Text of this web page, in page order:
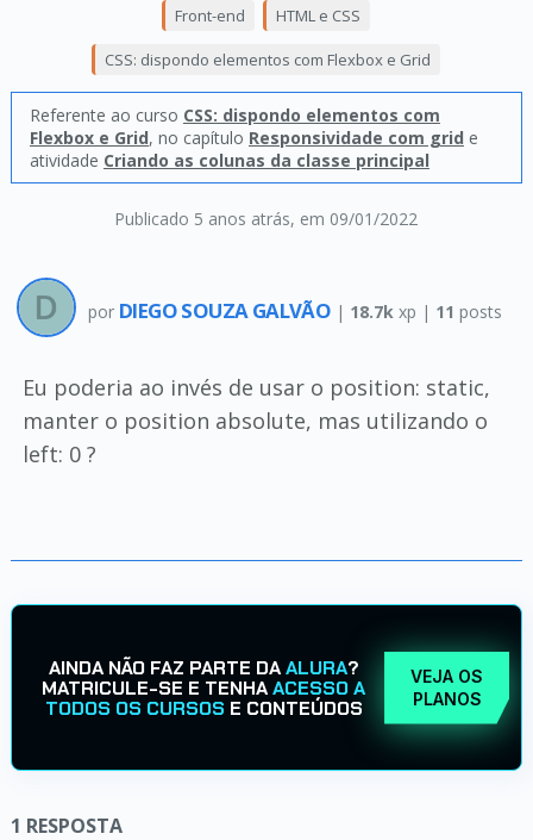
Publicado 5 anos atrás, em 09/01/2022
Front-end HTML e CSS
CSS: dispondo elementos com Flexbox e Grid
Referente ao curso CSS: dispondo elementos com
Flexbox e Grid, no capítulo Responsividade com grid e
atividade Criando as colunas da classe principal
por DIEGO SOUZA GALVÃO | 18.7k xp | 11 posts
Eu poderia ao invés de usar o position: static,
manter o position absolute, mas utilizando o
left: 0 ?
AINDA NÃO FAZ PARTE DAALURA?
MATRICULE-SE E TENHAACESSO A
TODOS OS CURSOS E CONTEÚDOS
VEJA OS
PLANOS
1 RESPOSTA